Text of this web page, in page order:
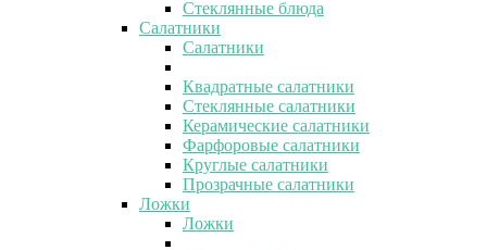
Стеклянные блюда
Салатники
Салатники
Квадратные салатники
Стеклянные салатники
Керамические салатники
Фарфоровые салатники
Круглые салатники
Прозрачные салатники
Ложки
Ложки